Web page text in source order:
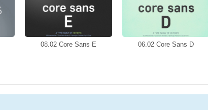
08.02 Core Sans E 06.02 Core Sans D